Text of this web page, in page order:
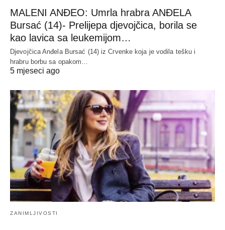
MALENI ANĐEO: Umrla hrabra ANĐELA
Bursać (14)- Prelijepa djevojčica, borila se
kao lavica sa leukemijom…
Djevojčica Anđela Bursać (14) iz Crvenke koja je vodila tešku i
hrabru borbu sa opakom…
5 mjeseci ago
ZANIMLJIVOSTI